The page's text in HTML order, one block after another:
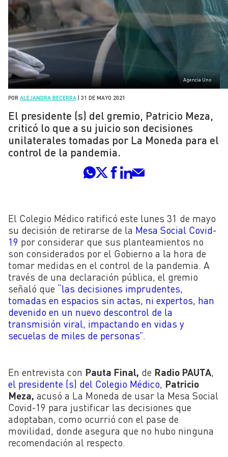
Agencia Uno
POR ALEJANDRA BECERRA 31 DE MAYO 2021
El presidente (s) del gremio, Patricio Meza,
criticó lo que a su juicio son decisiones
unilaterales tomadas por La Moneda para el
control de la pandemia.
El Colegio Médico ratificó este lunes 31 de mayo
su decisión de retirarse de la Mesa Social Covid-
19 por considerar que sus planteamientos no
son considerados por el Gobierno a la hora de
tomar medidas en el control de la pandemia. A
través de una declaración pública, el gremio
señaló que “las decisiones imprudentes,
tomadas en espacios sin actas, ni expertos, han
devenido en un nuevo descontrol de la
transmisión viral, impactando en vidas y
secuelas de miles de personas”
En entrevista con Pauta Final, de Radio PAUTA,
el presidente (s) del Colegio Médico, Patricio
Meza, acusó a La Moneda de usar la Mesa Social
Covid-19 para justificar las decisiones que
adoptaban, como ocurrió con el pase de
movilidad, donde asegura que no hubo ninguna
recomendación al respecto.